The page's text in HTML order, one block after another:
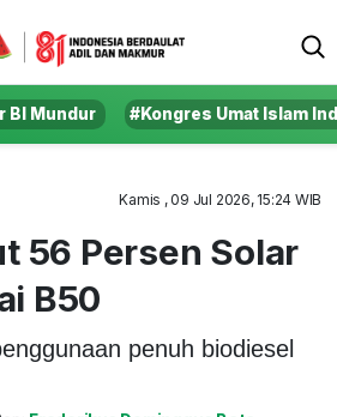
BI Mundur #Kongres Umat Islam
Kamis , 09 Jul 2026, 15:24 WIB
56 Persen Solar
B50
penuh biodiesel